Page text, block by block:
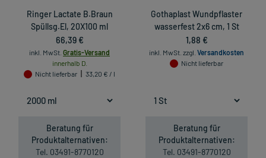
Ringer Lactate B.Braun
Spüllsg.El, 20X100 ml
66,39 €
inkl. MwSt. Gratis-Versand
innerhalb D.
Nicht lieferbar
33,20 € / l
Beratung für
Produktalternativen:
Tel. 03491-8770120
Gothaplast Wundpflaster
wasserfest 2x6 cm, 1 St
1,88 €
inkl. MwSt. zzgl. Versandkosten
Nicht lieferbar
Beratung für
Produktalternativen:
Tel. 03491-8770120